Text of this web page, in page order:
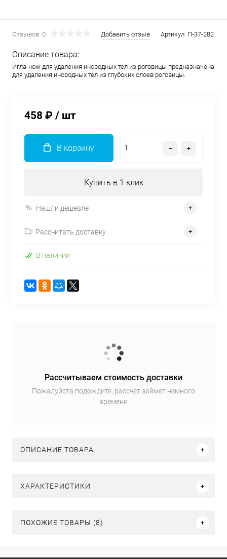
Отзывов: 0 Добавить отзыв Артикул: П-37-282
Описание товара:
Игла-нож для удаления инородных тел из роговицы предназначена
для удаления инородных тел из глубоких слоев роговицы.
458 ₽ / шт
В корзину
Купить в 1 клик
Нашли дешевле
Рассчитать доставку
В наличии
Рассчитываем стоимость доставки
Пожалуйста подождите, рассчет займет немного
времени
ОПИСАНИЕ ТОВАРА
ХАРАКТЕРИСТИКИ
ПОХОЖИЕ ТОВАРЫ (8)